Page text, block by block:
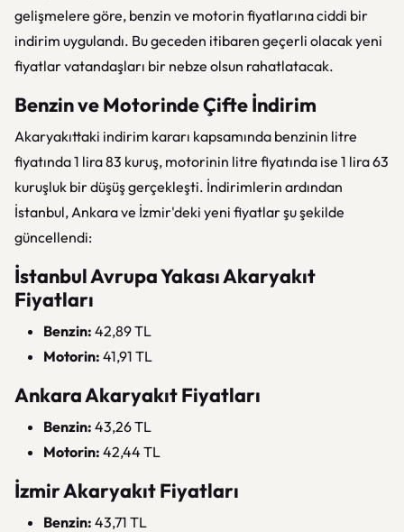
gelişmelere göre, benzin ve motorin fiyatlarına ciddi bir
indirim uygulandı. Bu geceden itibaren geçerli olacak yeni
fiyatlar vatandaşları bir nebze olsun rahatlatacak.
Benzin ve Motorinde Çifte İndirim
Akaryakıttaki indirim kararı kapsamında benzinin litre
fiyatında 1 lira 83 kuruş, motorinin litre fiyatında ise 1 lira 63
kuruşluk bir düşüş gerçekleşti. İndirimlerin ardından
İstanbul, Ankara ve İzmir'deki yeni fiyatlar şu şekilde
güncellendi:
İstanbul Avrupa Yakası Akaryakıt
Fiyatları
Benzin: 42,89 TL
Motorin: 41,91 TL
Ankara Akaryakıt Fiyatları
Benzin: 43,26 TL
Motorin: 42,44 TL
İzmir Akaryakıt Fiyatları
Benzin: 43,71 TL